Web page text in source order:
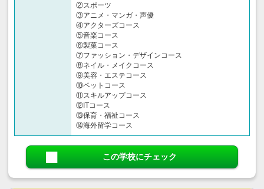
②スポーツ
③アニメ・マンガ・声優
④アクターズコース
⑤音楽コース
⑥製菓コース
⑦ファッション・デザインコース
⑧ネイル・メイクコース
⑨美容・エステコース
⑩ペットコース
⑪スキルアップコース
⑫ITコース
⑬保育・福祉コース
⑭海外留学コース
この学校にチェック